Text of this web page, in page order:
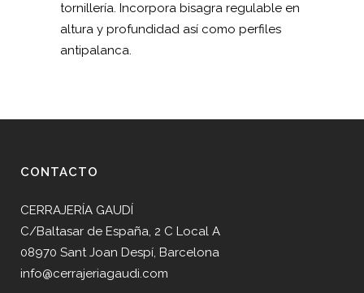
tornillería. Incorpora bisagra regulable en
altura y profundidad así como perfiles
antipalanca.
CONTACTO
CERRAJERÍA GAUDÍ
C/Baltasar de España, 2 C Local A
08970 Sant Joan Despí, Barcelona
info@cerrajeriagaudi.com